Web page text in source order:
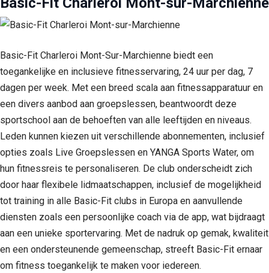
Basic-Fit Charleroi Mont-Sur-Marchienne biedt een
toegankelijke en inclusieve fitnesservaring, 24 uur per dag, 7
dagen per week. Met een breed scala aan fitnessapparatuur en
een divers aanbod aan groepslessen, beantwoordt deze
sportschool aan de behoeften van alle leeftijden en niveaus.
Leden kunnen kiezen uit verschillende abonnementen, inclusief
opties zoals Live Groepslessen en YANGA Sports Water, om
hun fitnessreis te personaliseren. De club onderscheidt zich
door haar flexibele lidmaatschappen, inclusief de mogelijkheid
tot training in alle Basic-Fit clubs in Europa en aanvullende
diensten zoals een persoonlijke coach via de app, wat bijdraagt
aan een unieke sportervaring. Met de nadruk op gemak, kwaliteit
en een ondersteunende gemeenschap, streeft Basic-Fit ernaar
om fitness toegankelijk te maken voor iedereen.